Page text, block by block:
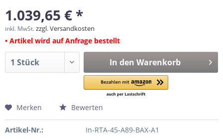
1.039,65 € *
inkl. MwSt.zzgl. Versandkosten
• Artikel wird auf Anfrage bestellt
In den Warenkorb
Merken Bewerten
Artikel-Nr.: In-RTA-45-A89-BAX-A1